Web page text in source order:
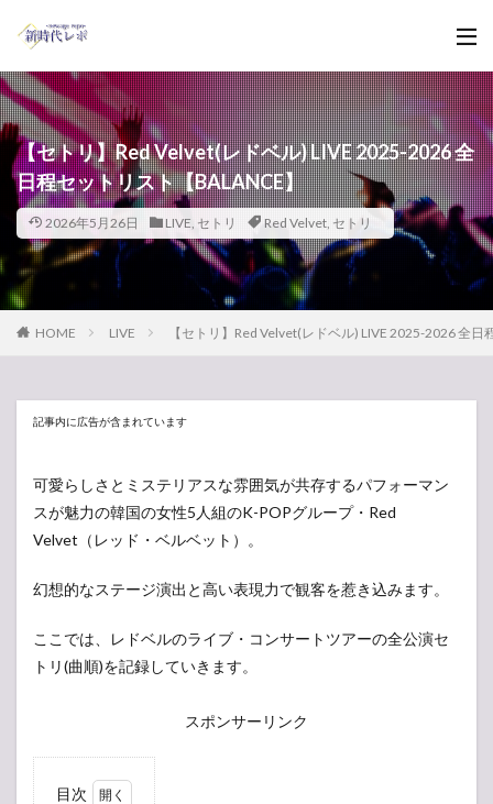
【セトリ】Red Velvet(レドベル) LIVE 2025-2026 全
日程セットリスト【BALANCE】
2026年5月26日 LIVE, セトリ Red Velvet, セトリ
HOME LIVE 【セトリ】Red Velvet(レドベル) LIVE 2025-2026 全
記事内に広告が含まれています
可愛らしさとミステリアスな雰囲気が共存するパフォーマン
スが魅力の韓国の女性5人組のK-POPグループ・Red
Velvet（レッド・ベルベット）。
幻想的なステージ演出と高い表現力で観客を惹き込みます。
ここでは、レドベルのライブ・コンサートツアーの全公演セ
トリ(曲順)を記録していきます。
スポンサーリンク
目次